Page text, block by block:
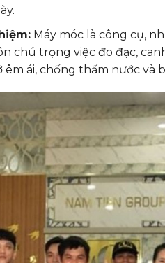
Máy móc là công cụ,
chú trọng việc đo đạc,
ái, chống thấm nước và